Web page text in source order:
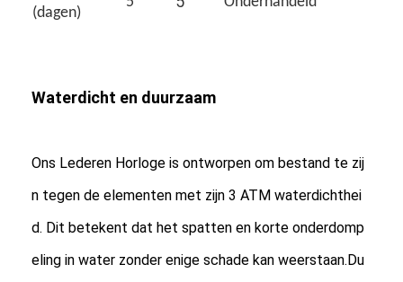
(dagen)
Waterdicht en duurzaam
Ons Lederen Horloge is ontworpen om bestand te zij
n tegen de elementen met zijn 3 ATM waterdichthei
d. Dit betekent dat het spatten en korte onderdomp
eling in water zonder enige schade kan weerstaan.Du